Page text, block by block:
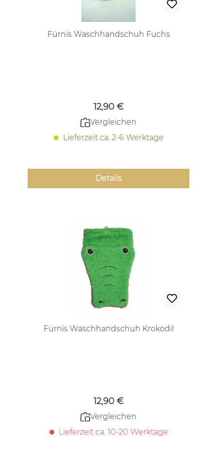
Fürnis Waschhandschuh Fuchs
12,90 €
Vergleichen
Lieferzeit ca. 2-6 Werktage
Details
Fürnis Waschhandschuh Krokodil
12,90 €
Vergleichen
Lieferzeit ca. 10-20 Werktage